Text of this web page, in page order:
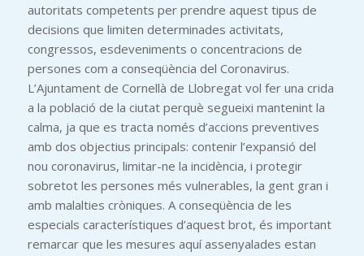
autoritats competents per prendre aquest tipus de
decisions que limiten determinades activitats,
congressos, esdeveniments o concentracions de
persones com a conseqüència del Coronavirus.
L’Ajuntament de Cornellà de Llobregat vol fer una crida
a la població de la ciutat perquè segueixi mantenint la
calma, ja que es tracta només d’accions preventives
amb dos objectius principals: contenir l’expansió del
nou coronavirus, limitar-ne la incidència, i protegir
sobretot les persones més vulnerables, la gent gran i
amb malalties cròniques. A conseqüència de les
especials característiques d’aquest brot, és important
remarcar que les mesures aquí assenyalades estan